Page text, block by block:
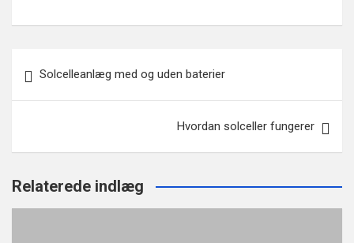
Solcelleanlæg med og uden baterier
Hvordan solceller fungerer
Relaterede indlæg